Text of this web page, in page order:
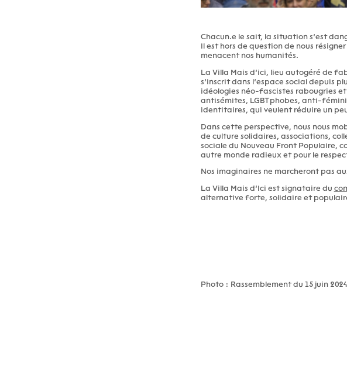
Chacun.e le sait, la situation s’est
Il est hors de question de nous
menacent nos humanités.
La Villa Mais d’ici, lieu autogéré de
s’inscrit dans l’espace social depuis
idéologies néo-fascistes rabougries
antisémites, LGBTphobes, anti-
identitaires, qui veulent réduire un
Dans cette perspective, nous nous
de culture solidaires, associations,
sociale du Nouveau Front Populaire,
autre monde radieux et pour le
Nos imaginaires ne marcheront pas
La Villa Mais d’Ici est signataire du
alternative forte, solidaire et
Photo : Rassemblement du 15 juin